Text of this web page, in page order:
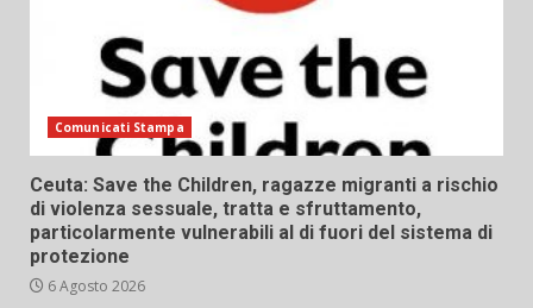
Comunicati Stampa
Ceuta: Save the Children, ragazze migranti a rischio
di violenza sessuale, tratta e sfruttamento,
particolarmente vulnerabili al di fuori del sistema di
protezione
6 Agosto 2026